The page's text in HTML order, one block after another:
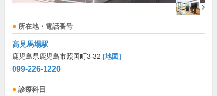
所在地・電話番号
高見馬場駅
鹿児島県鹿児島市照国町3-32 [地図]
099-226-1220
診療科目